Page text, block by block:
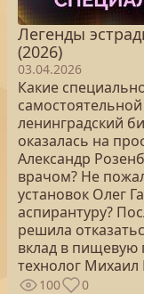
Легенды
(2026)
03.04.2026
Какие
ленинградский
оказалась на
Александр
врачом? Не
установок Олег
аспирантуру?
решила
вклад в
технолог
100 0